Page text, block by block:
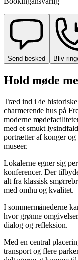
Send besked Bliv
Hold møde
Træd ind i de
charmerende hus på
moderne
med et smukt
portrætter af konger og
museer.
Lokalerne egner sig
konferencer. Der
alt fra klassisk
med omhu og kvalitet.
I sommermånederne
hvor grønne
dialog og refleksion.
Med en central
transport og flere